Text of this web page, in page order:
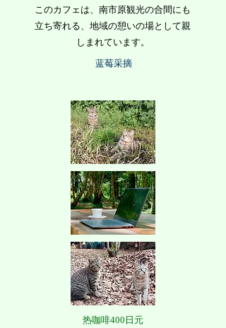
このカフェは、南市原観光の合間にも
立ち寄れる、地域の憩いの場として親
しまれています。
蓝莓采摘
热咖啡400日元